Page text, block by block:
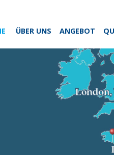
ÜBER UNS ANGEBOT